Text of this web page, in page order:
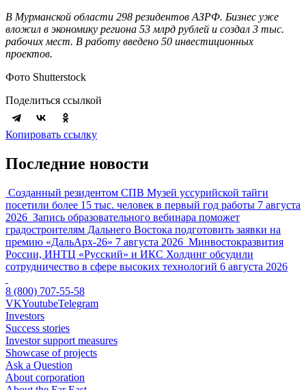
В Мурманской области 298 резидентов АЗРФ. Бизнес уже
вложил в экономику региона 53 млрд рублей и создал 3 тыс.
рабочих мест. В работу введено 50 инвестиционных
проектов.
Фото Shutterstock
Поделиться ссылкой
Копировать ссылку
Последние новости
Созданный резидентом СПВ Музей уссурийской тайги
посетили более 15 тыс. человек в первый год работы 7 августа
2026 Запись образовательного вебинара поможет
градостроителям Дальнего Востока подготовить заявки на
премию «ДальАрх-26» 7 августа 2026 Минвостокразвития
России, ИНТЦ «Русский» и ИКС Холдинг обсудили
сотрудничество в сфере высоких технологий 6 августа 2026
8 (800) 707-55-58
VKYoutubeTelegram
Investors
Success stories
Investor support measures
Showcase of projects
Ask a Question
About corporation